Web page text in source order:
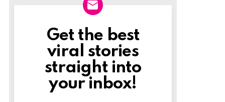
Newslett
Get the best
viral stories
straight into
your inbox!